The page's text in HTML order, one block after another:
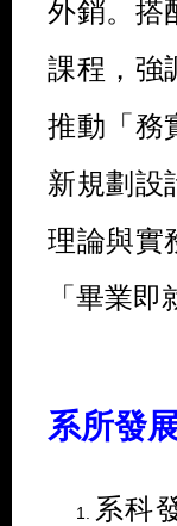
外銷。搭
課程，強
推動「務
新規劃設
理論與實
「畢業即
系所發
系科